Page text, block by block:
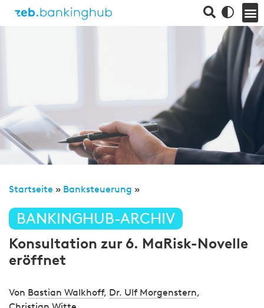
Startseite » Banksteuerung »
BANKINGHUB-ARCHIV
Konsultation zur 6. MaRisk-Novelle
eröffnet
Von Bastian Walkhoff, Dr. Ulf Morgenstern,